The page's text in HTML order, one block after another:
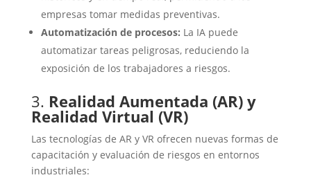
empresas tomar medidas preventivas.
Automatización de procesos: La IA puede
automatizar tareas peligrosas, reduciendo la
exposición de los trabajadores a riesgos.
3. Realidad Aumentada (AR) y
Realidad Virtual (VR)
Las tecnologías de AR y VR ofrecen nuevas formas de
capacitación y evaluación de riesgos en entornos
industriales: